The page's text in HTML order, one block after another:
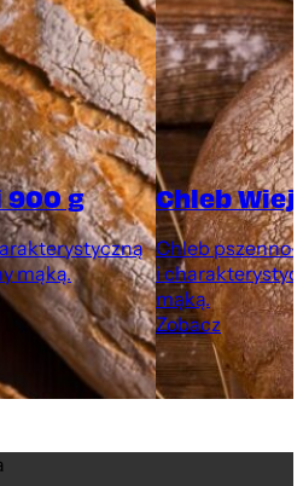
900 g
mąką.
Chleb
Chleb pszenno-
i
mąką.
Zobacz